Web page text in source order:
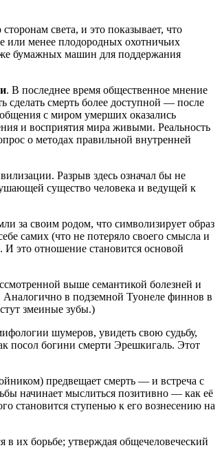
света, и это показывает, что
менее плодородных охотничьих
бумажных машин для поддержания
. В последнее время общественное мнение
сделать смерть более доступной — после
с миром умерших оказались
и восприятия мира живыми. Реальность
о методах правильной внутренней
Разрыв здесь означал бы не
существо человека и ведущей к
за своим родом, что символизирует образ
самих (что не потеряло своего смысла и
это отношение становится основой
выше семантикой болезней и
в подземной Туонеле финнов в
змеиные зубы.)
шумеров, увидеть свою судьбу,
посол богини смерти Эрешкигаль. Этот
предвещает смерть — и встреча с
начинает мыслиться позитивно — как её
становится ступенью к его вознесению на
их борьбе; утверждая общечеловеческий